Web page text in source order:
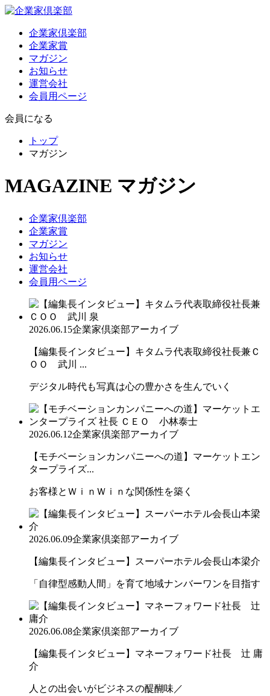
企業家倶楽部
企業家賞
マガジン
お知らせ
運営会社
会員用ページ
会員になる
トップ
マガジン
MAGAZINE マガジン
企業家倶楽部
企業家賞
マガジン
お知らせ
運営会社
会員用ページ
2026.06.15企業家倶楽部アーカイブ
【編集長インタビュー】キタムラ代表取締役社長兼Ｃ
ＯＯ 武川 ...
デジタル時代も写真は心の豊かさを生んでいく
2026.06.12企業家倶楽部アーカイブ
【モチベーションカンパニーへの道】マーケットエン
タープライズ...
お客様とＷｉｎＷｉｎな関係性を築く
2026.06.09企業家倶楽部アーカイブ
【編集長インタビュー】スーパーホテル会長山本梁介
「自律型感動人間」を育て地域ナンバーワンを目指す
2026.06.08企業家倶楽部アーカイブ
【編集長インタビュー】マネーフォワード社長 辻 庸
介
人との出会いがビジネスの醍醐味／